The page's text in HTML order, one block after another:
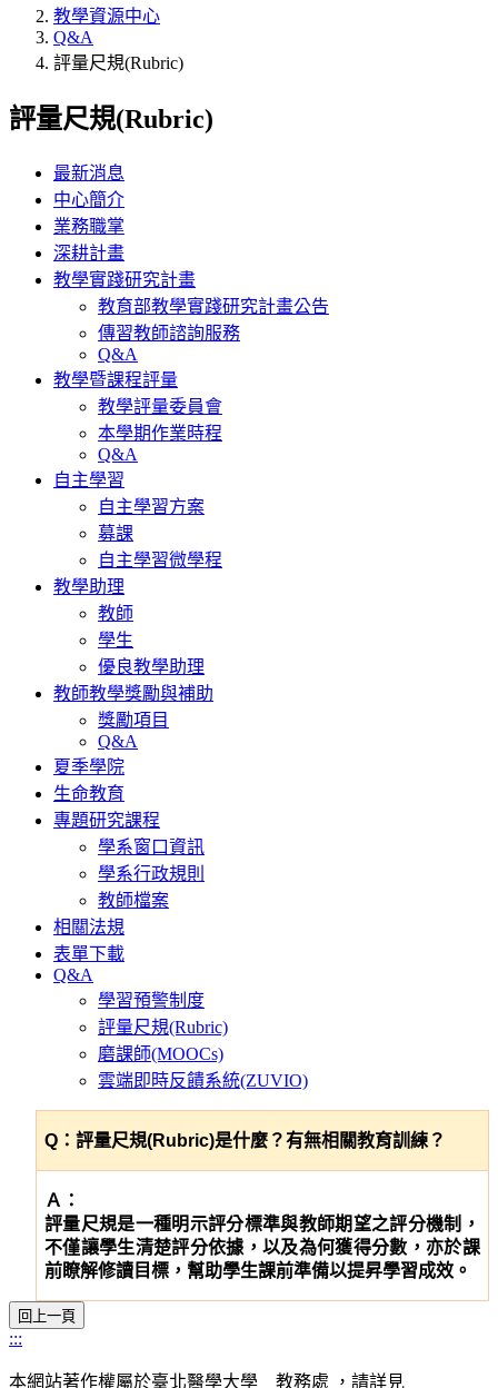
教學資源中心
Q&A
評量尺規(Rubric)
評量尺規(Rubric)
最新消息
中心簡介
業務職掌
深耕計畫
教學實踐研究計畫
教育部教學實踐研究計畫公告
傳習教師諮詢服務
Q&A
教學暨課程評量
教學評量委員會
本學期作業時程
Q&A
自主學習
自主學習方案
募課
自主學習微學程
教學助理
教師
學生
優良教學助理
教師教學獎勵與補助
獎勵項目
Q&A
夏季學院
生命教育
專題研究課程
學系窗口資訊
學系行政規則
教師檔案
相關法規
表單下載
Q&A
學習預警制度
評量尺規(Rubric)
磨課師(MOOCs)
雲端即時反饋系統(ZUVIO)
Q：評量尺規(Rubric)是什麼？有無相關教育訓練？
Ａ：
評量尺規是一種明示評分標準與教師期望之評分機制，
不僅讓學生清楚評分依據，以及為何獲得分數，亦於課
前瞭解修讀目標，幫助學生課前準備以提昇學習成效。
:::
本網站著作權屬於臺北醫學大學 教務處 ，請詳見